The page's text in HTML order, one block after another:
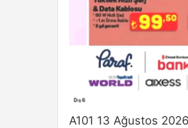
A101 13 Ağustos